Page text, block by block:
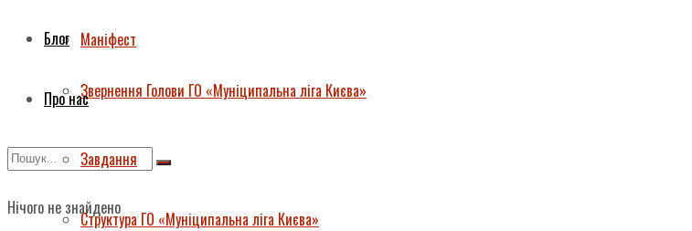
Маніфест
Звернення Голови ГО «Муніципальна ліга Києва»
Нічого не знайдено
Блог
Про нас
Завдання
Структура ГО «Муніципальна ліга Києва»